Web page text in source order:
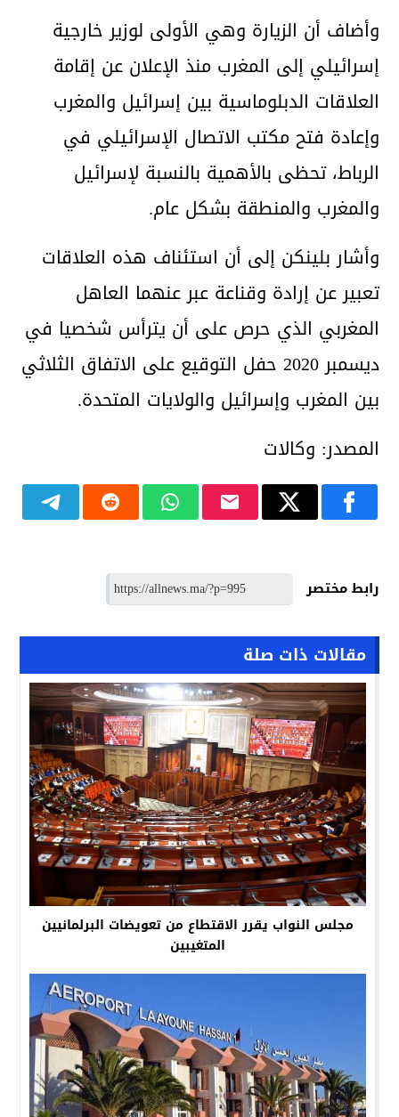
وأضاف أن الزيارة وهي الأولى لوزير خارجية
إسرائيلي إلى المغرب منذ الإعلان عن إقامة
العلاقات الدبلوماسية بين إسرائيل والمغرب
وإعادة فتح مكتب الاتصال الإسرائيلي في
الرباط، تحظى بالأهمية بالنسبة لإسرائيل
والمغرب والمنطقة بشكل عام.
وأشار بلينكن إلى أن استئناف هذه العلاقات
تعبير عن إرادة وقناعة عبر عنهما العاهل
المغربي الذي حرص على أن يترأس شخصيا في
ديسمبر 2020 حفل التوقيع على الاتفاق الثلاثي
بين المغرب وإسرائيل والولايات المتحدة.
المصدر: وكالات
رابط مختصر
مقالات ذات صلة
مجلس النواب يقرر الاقتطاع من تعويضات البرلمانيين
المتغيبين